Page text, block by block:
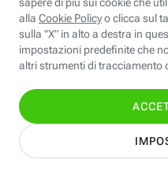
CM14
EBFC<BannerID>